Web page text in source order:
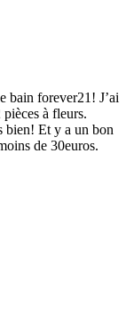
bain forever21! J’ai
à fleurs.
bien! Et y a un bon
de 30euros.